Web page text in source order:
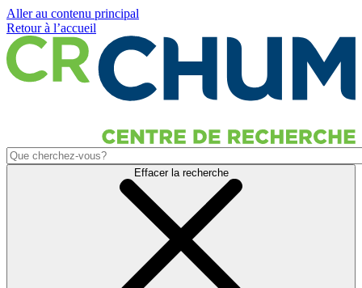
Aller au contenu principal
Retour à l’accueil
Effacer la recherche